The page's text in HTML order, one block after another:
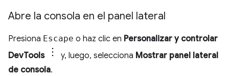
Abre la consola en el panel lateral
Presiona Escape o haz clic en Personalizar y controlar
DevTools
y, luego, selecciona Mostrar panel lateral
de consola.